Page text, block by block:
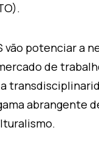
vão potenciar a
de
abrangente